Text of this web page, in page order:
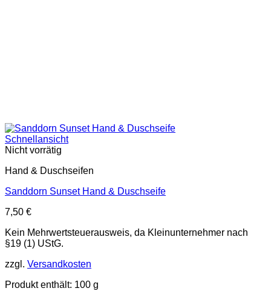
Schnellansicht
Nicht vorrätig
Hand & Duschseifen
Sanddorn Sunset Hand & Duschseife
7,50 €
Kein Mehrwertsteuerausweis, da Kleinunternehmer nach
§19 (1) UStG.
zzgl. Versandkosten
Produkt enthält: 100 g